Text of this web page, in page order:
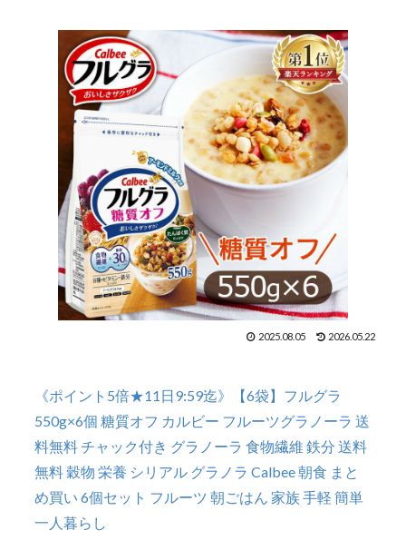
2025.08.05 2026.05.22
《ポイント5倍★11日9:59迄》【6袋】フルグラ
550g×6個 糖質オフ カルビー フルーツグラノーラ 送
料無料 チャック付き グラノーラ 食物繊維 鉄分 送料
無料 穀物 栄養 シリアル グラノラ Calbee 朝食 まと
め買い 6個セット フルーツ 朝ごはん 家族 手軽 簡単
一人暮らし